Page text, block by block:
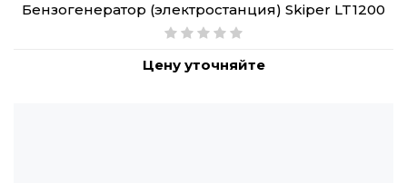
Бензогенератор (электростанция) Skiper LT1200
Цену уточняйте